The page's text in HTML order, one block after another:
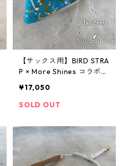
【サックス用】BIRD STRA
P × More Shines コラボモ
¥17,050
SOLD OUT